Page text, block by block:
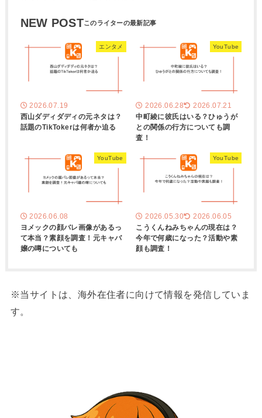
NEW POST
エンタメ
2026.07.19
西山ダディダディの元ネタは？
話題のTikTokerは何者か迫る
YouTube
2026.06.28 2026.07.21
中町綾に彼氏はいる？ひゅうが
との関係の行方についても調
査！
YouTube
2026.06.08
ヨメックの顔バレ画像があるっ
て本当？素顔を調査！元キャバ
嬢の噂についても
YouTube
2026.05.30 2026.06.05
こうくんねみちゃんの現在は？
今年で何歳になった？活動や素
顔も調査！
※当サイトは、海外在住者に向けて情報を発信していま
す。